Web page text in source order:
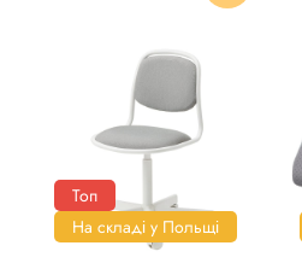
Топ
На складі у Польщі